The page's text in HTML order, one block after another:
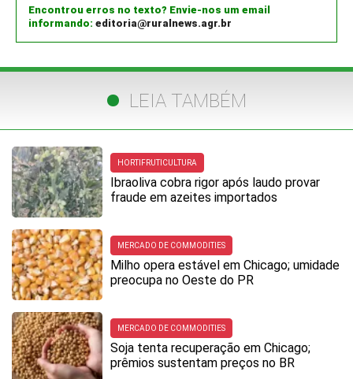
Encontrou erros no texto? Envie-nos um email
informando: editoria@ruralnews.agr.br
LEIA TAMBÉM
HORTIFRUTICULTURA
Ibraoliva cobra rigor após laudo provar
fraude em azeites importados
MERCADO DE COMMODITIES
Milho opera estável em Chicago; umidade
preocupa no Oeste do PR
MERCADO DE COMMODITIES
Soja tenta recuperação em Chicago;
prêmios sustentam preços no BR